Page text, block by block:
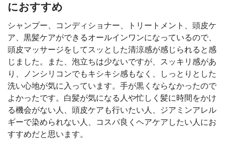
におすすめ
シャンプー、コンディショナー、トリートメント、頭皮ケ
ア、黒髪ケアができるオールインワンになっているので、
頭皮マッサージをしてスッとした清涼感が感じられると感
じました。また、泡立ちは少ないですが、スッキリ感があ
り、ノンシリコンでもキシキシ感もなく、しっとりとした
洗い心地が気に入っています。手が黒くならなかったので
よかったです。白髪が気になる人や忙しく髪に時間をかけ
る機会がない人、頭皮ケアも行いたい人、ジアミンアレル
ギーで染められない人、コスパ良くヘアケアしたい人にお
すすめだと思います。